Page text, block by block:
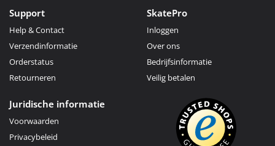
Support
Help & Contact
Verzendinformatie
Orderstatus
Retourneren
SkatePro
Inloggen
Over ons
Bedrijfsinformatie
Veilig betalen
Juridische informatie
Voorwaarden
Privacybeleid